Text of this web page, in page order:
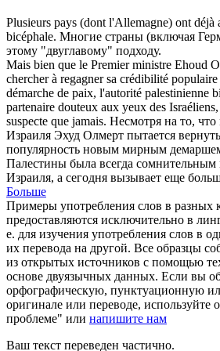
Plusieurs pays (dont l'Allemagne) ont déjà
bicéphale. Многие страны (включая
этому "двуглавому" подходу.
Mais bien que le Premier ministre Ehoud
chercher à regagner sa crédibilité
démarche de paix, l'autorité palestinienne
partenaire douteux aux yeux des
suspecte que jamais. Несмотря на то,
Израиля Эхуд Олмерт пытается
популярность новым мирным
Палестины была всегда сомнительным
Израиля, а сегодня вызывает еще
Больше
Примеры употребления слов в разных
предоставляются исключительно в
е. для изучения употребления слов в
их перевода на другой. Все образцы
из открытых источников с помощью
основе двуязычных данных. Если вы
орфографическую, пунктуационную
оригинале или переводе,
проблеме" или напишите нам
Ваш текст переведен частично.